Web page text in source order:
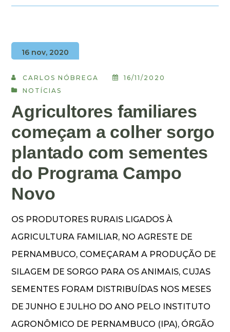
16 nov, 2020
CARLOS NÓBREGA
16/11/2020
NOTÍCIAS
Agricultores familiares
começam a colher sorgo
plantado com sementes
do Programa Campo
Novo
OS PRODUTORES RURAIS LIGADOS À
AGRICULTURA FAMILIAR, NO AGRESTE DE
PERNAMBUCO, COMEÇARAM A PRODUÇÃO DE
SILAGEM DE SORGO PARA OS ANIMAIS, CUJAS
SEMENTES FORAM DISTRIBUÍDAS NOS MESES
DE JUNHO E JULHO DO ANO PELO INSTITUTO
AGRONÔMICO DE PERNAMBUCO (IPA), ÓRGÃO